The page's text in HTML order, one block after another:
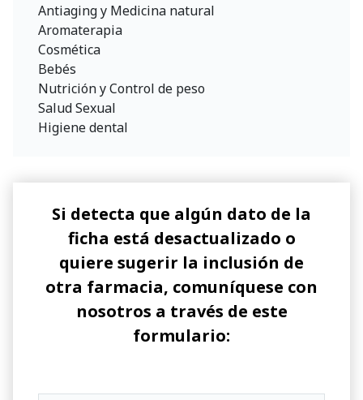
Antiaging y Medicina natural
Aromaterapia
Cosmética
Bebés
Nutrición y Control de peso
Salud Sexual
Higiene dental
Si detecta que algún dato de la
ficha está desactualizado o
quiere sugerir la inclusión de
otra farmacia, comuníquese con
nosotros a través de este
formulario: